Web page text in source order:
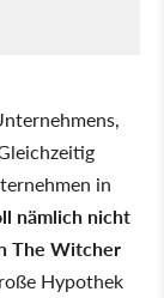
in
nämlich nicht
The Witcher
Hypothek